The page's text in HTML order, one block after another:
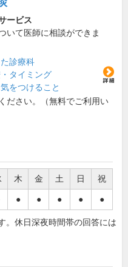
ービス
いて医師に相談ができま
診療科
タイミング
をつけること
ださい。（無料でご利用い
木 金 土 日 祝
● ● ● ● ●
。休日深夜時間帯の回答には